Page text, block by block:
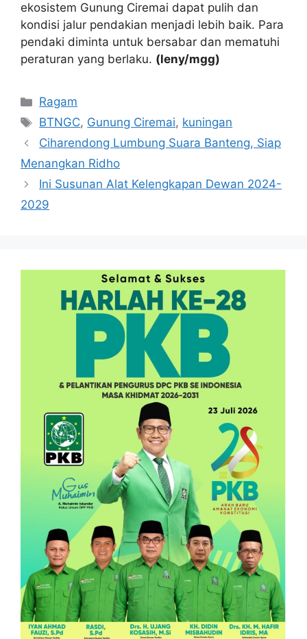
ekosistem Gunung Ciremai dapat pulih dan
kondisi jalur pendakian menjadi lebih baik. Para
pendaki diminta untuk bersabar dan mematuhi
peraturan yang berlaku. (leny/mgg)
Kategori
Ragam
Tag
BTNGC, Gunung Ciremai, kuningan
Ciharendong Lumbung Suara Banteng, Siap
Menangkan Ridho
Ini Susunan Alat Kelengkapan Dewan 2024-
2029